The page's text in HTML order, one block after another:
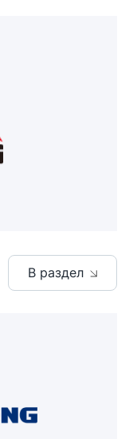
В раздел